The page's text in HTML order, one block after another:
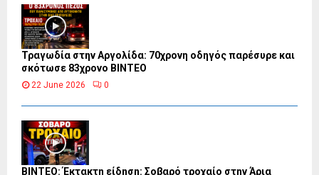
Τραγωδία στην Αργολίδα: 70χρονη οδηγός παρέσυρε και
σκότωσε 83χρονο ΒΙΝΤΕΟ
22 June 2026 0
ΒΙΝΤΕΟ: Έκτακτη είδηση: Σοβαρό τροχαίο στην Άρια